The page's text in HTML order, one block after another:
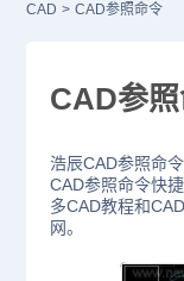
CAD > CAD参照命令
CAD参
浩辰CAD参照命
CAD参照命令快
多CAD教程和
网。